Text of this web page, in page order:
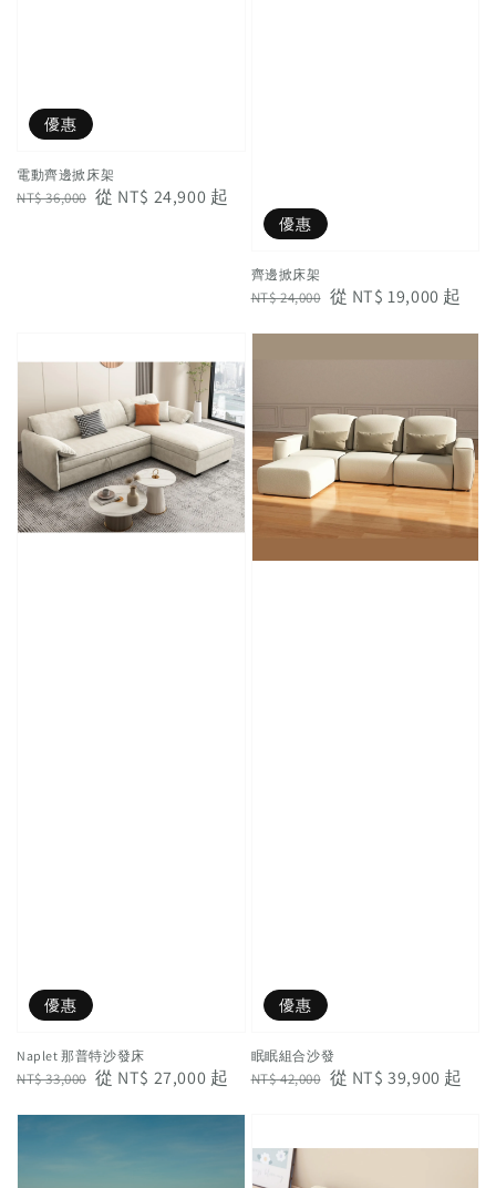
優惠
電動齊邊掀床架
Regular
NT$ 36,000 Sale
從 NT$ 24,900 起
優惠
齊邊掀床架
Regular
NT$ 24,000 Sale
從 NT$ 19,000 起
優惠
Naplet 那普特沙發床
Regular
NT$ 33,000 Sale
從 NT$ 27,000 起
優惠
眠眠組合沙發
Regular
NT$ 42,000 Sale
從 NT$ 39,900 起